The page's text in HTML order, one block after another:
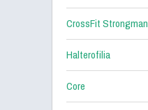
CrossFit Strongman
Halterofilia
Core